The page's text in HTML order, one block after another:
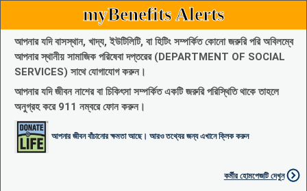
myBenefits Alerts
আপনার যদি বাসস্থান, খাদ্য, ইউটিলিটি, বা হিটিং সম্পর্কিত কোনো জরুরি পরি অবিলম্বে
আপনার স্থানীয় সামাজিক পরিষেবা দপ্তরের (DEPARTMENT OF SOCIAL
SERVICES) সাথে যোগাযোগ করুন।
আপনার যদি জীবন নাশের বা চিকিৎসা সম্পর্কিত একটি জরুরি পরিস্থিতি থাকে তাহলে
অনুগ্রহ করে 911 নম্বরে ফোন করুন।
আপনার জীবন বাঁচানোর ক্ষমতা আছে। আরও তথ্যের জন্য এখানে ক্লিক করুন
কর্মীর হোমপেজটি দেখুন